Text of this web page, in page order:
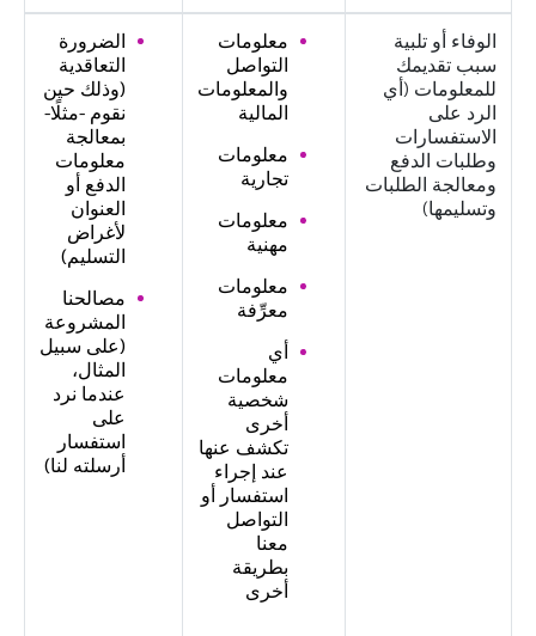
الوفاء أو تلبية
سبب تقديمك
للمعلومات (أي
الرد على
الاستفسارات
وطلبات الدفع
ومعالجة الطلبات
وتسليمها)
معلومات
التواصل
والمعلومات
المالية
معلومات
تجارية
معلومات
مهنية
معلومات
معرِّفة
أي
معلومات
شخصية
أخرى
تكشف عنها
عند إجراء
استفسار أو
التواصل
معنا
بطريقة
أخرى
الضرورة
التعاقدية
(وذلك حين
نقوم -مثلًا-
بمعالجة
معلومات
الدفع أو
العنوان
لأغراض
التسليم)
مصالحنا
المشروعة
(على سبيل
المثال،
عندما نرد
على
استفسار
أرسلته لنا)